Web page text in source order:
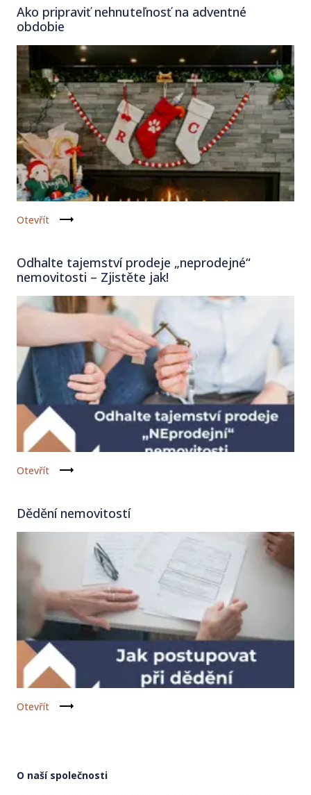
Ako pripraviť nehnuteľnosť na adventné
obdobie
Otevřít
Odhalte tajemství prodeje „neprodejné“
nemovitosti – Zjistěte jak!
Otevřít
Dědění nemovitostí
Otevřít
O naší společnosti